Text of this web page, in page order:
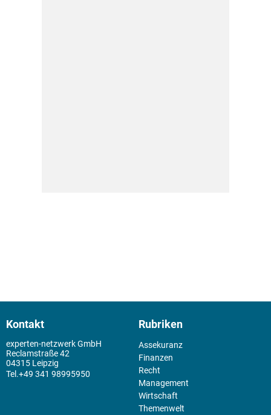
Kontakt
experten-netzwerk GmbH
Reclamstraße 42
04315 Leipzig
+49 341 98995950
Rubriken
Assekuranz
Finanzen
Recht
Management
Wirtschaft
Themenwelt